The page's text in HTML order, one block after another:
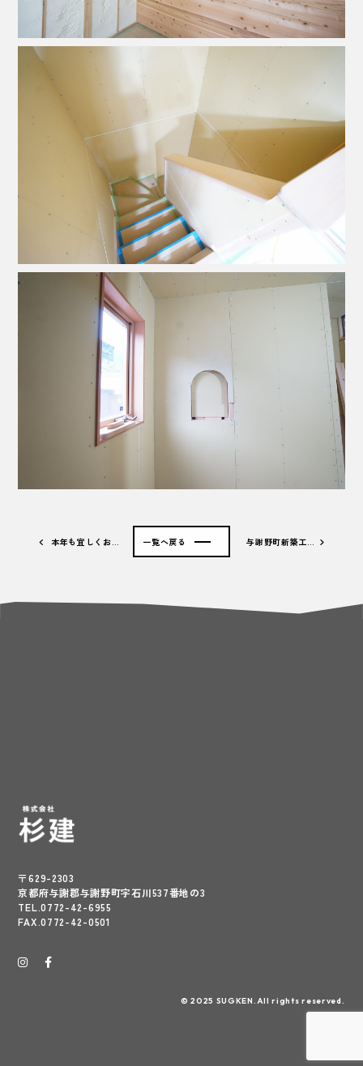
本年も宜しくお… 与謝野町新築工…
一覧へ戻る
〒629-2303
京都府与謝郡与謝野町字石川537番地の3
TEL.0772-42-6955
FAX.0772-42-0501
© 2025 SUGKEN.All rights reserved.